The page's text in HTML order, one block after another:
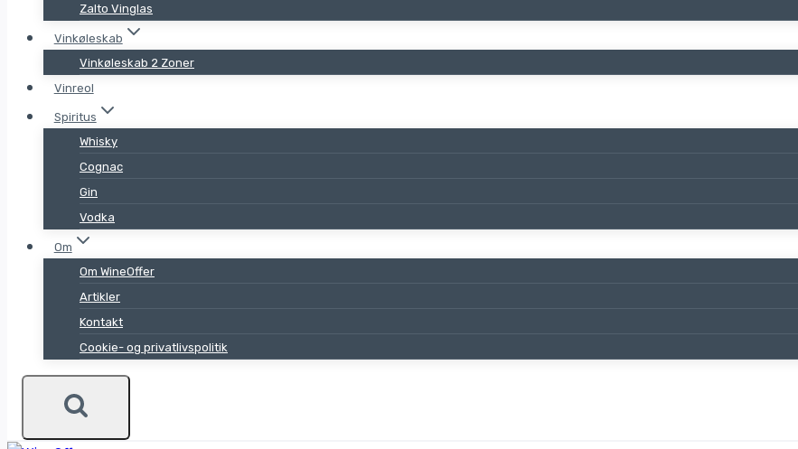
Zalto Vinglas
Vinkøleskab
Vinkøleskab 2 Zoner
Vinreol
Spiritus
Whisky
Cognac
Gin
Vodka
Om
Om WineOffer
Artikler
Kontakt
Cookie- og privatlivspolitik